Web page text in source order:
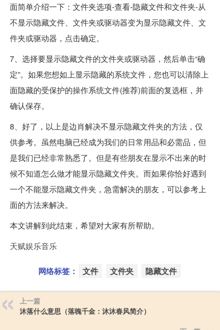
面简单介绍一下：文件夹选项-查看-隐藏文件和文件夹-从
不显示隐藏文件、文件夹或驱动器变为显示隐藏文件、文
件夹或驱动器，点击确定。
7、选择要显示隐藏文件的文件夹或驱动器，然后单击“确
定”。如果您想如上显示隐藏的系统文件，您也可以清除上
面隐藏的受保护的操作系统文件(推荐)前面的复选框，并
确认保存。
8、好了，以上是边肖解决不显示隐藏文件夹的方法，仅
供参考。虽然电脑已经成为我们的日常用品和必需品，但
是我们已经非常熟悉了。但是有些朋友在显示不出来的时
候不知道怎么做才能显示隐藏文件夹。而如果你恰好遇到
一个不能显示隐藏文件夹，急需解决的朋友，可以参考上
面的方法来解决。
本文讲解到此结束，希望对大家有所帮助。
天赋娱乐音乐
网络标签： 文件 文件夹 隐藏文件
上一篇
沐落什么意思（落魄千金：沐沐春风简介）